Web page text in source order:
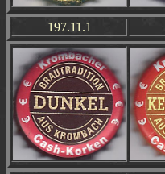
197.11.1